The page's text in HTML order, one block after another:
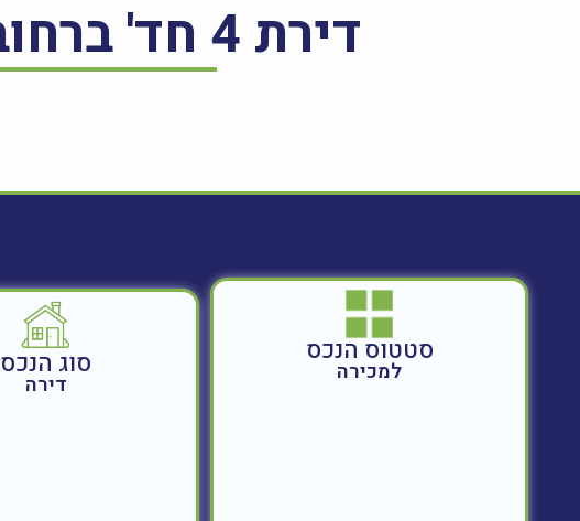
דירת 4 חד' ברחוב החשמונאים 7, לוד – למכירה
סטטוס הנכס
למכירה סוג הנכס
דירה